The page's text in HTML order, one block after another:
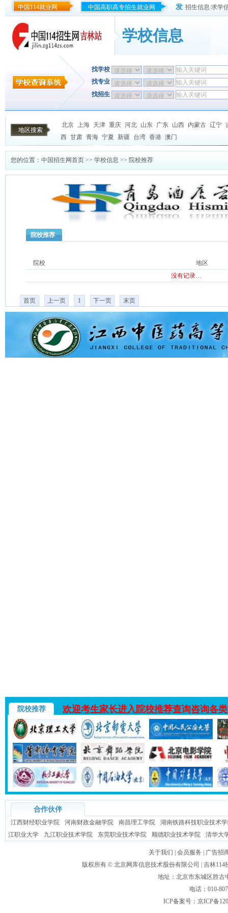
中国114就业网 中国高职高专招生就业网 发 招生信息/求学
学校信息
找学校
找专业
找招生
地区搜索
北京 上海 天津 重庆 河北 山东 广东 山西 内蒙古 辽宁
西 甘肃 青海 宁夏 新疆 台湾 香港 澳门
您的位置： 中国招生网首页 >> 学校信息 >> 院校推荐
院校推荐
院校
地区
没有记录…
首页 上一页 1 下一页 末页
院校推荐 欢迎考生家长进入院校推荐查询咨询各
合作伙伴
江西财经职业学院 河南财政金融学院 南昌理工学院
湖南铁路科技职业技术
江职业大学
九江职业技术学院 东莞职业技术学院 顺德职业技术学院 清华大
关于我们 会员服务
广告招
版权所有 © 北京网库信息技术股份有限公司
| 吉林
地址：北京市东城区胜
电话：010-
ICP备案号： 京ICP备